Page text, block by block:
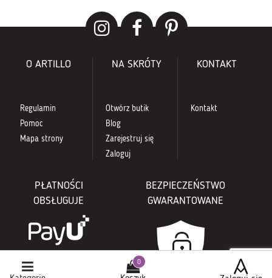
O ARTILLO
Regulamin
Pomoc
Mapa strony
NA SKRÓTY
Otwórz butik
Blog
Zarejestruj się
Zaloguj
KONTAKT
Kontakt
PŁATNOŚCI
OBSŁUGUJE
BEZPIECZEŃSTWO
GWARANTOWANE